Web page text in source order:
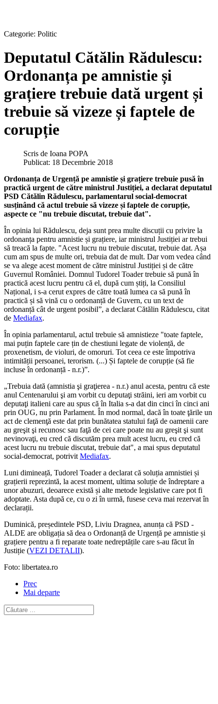
Categorie: Politic
Deputatul Cătălin Rădulescu:
Ordonanța pe amnistie și
grațiere trebuie dată urgent și
trebuie să vizeze și faptele de
corupție
Scris de Ioana POPA
Publicat: 18 Decembrie 2018
Ordonanța de Urgență pe amnistie și grațiere trebuie pusă în
practică urgent de către ministrul Justiției, a declarat deputatul
PSD Cătălin Rădulescu, parlamentarul social-democrat
susținând că actul trebuie să vizeze și faptele de corupție,
aspecte ce "nu trebuie discutat, trebuie dat".
În opinia lui Rădulescu, deja sunt prea multe discuții cu privire la
ordonanța pentru amnistie și grațiere, iar ministrul Justiției ar trebui
să treacă la fapte. "Acest lucru nu trebuie discutat, trebuie dat. Așa
cum am spus de multe ori, trebuia dat de mult. Dar vom vedea când
se va alege acest moment de către ministrul Justiției și de către
Guvernul României. Domnul Tudorel Toader trebuie să pună în
practică acest lucru pentru că el, după cum știți, la Consiliul
Național, i s-a cerut expres de către toată lumea ca să pună în
practică și să vină cu o ordonanță de Guvern, cu un text de
ordonanță cât de urgent posibil”, a declarat Cătălin Rădulescu, citat
de Mediafax.
În opinia parlamentarul, actul trebuie să amnistieze "toate faptele,
mai puțin faptele care țin de chestiuni legate de violență, de
proxenetism, de violuri, de omoruri. Tot ceea ce este împotriva
intimității persoanei, terorism. (...) Și faptele de corupție (să fie
incluse în ordonanță - n.r.)”.
„Trebuia dată (amnistia şi graţierea - n.r.) anul acesta, pentru că este
anul Centenarului şi am vorbit cu deputaţi străini, ieri am vorbit cu
deputaţi italieni care au spus că în Italia s-a dat din cinci în cinci ani
prin OUG, nu prin Parlament. În mod normal, dacă în toate ţările un
act de clemenţă este dat prin bunătatea statului faţă de oamenii care
au greşit şi recunosc sau faţă de cei care poate nu au greşit şi sunt
nevinovaţi, eu cred că discutăm prea mult acest lucru, eu cred că
acest lucru nu trebuie discutat, trebuie dat", a mai spus deputatul
social-democrat, potrivit Mediafax.
Luni dimineață, Tudorel Toader a declarat că soluția amnistiei și
grațierii reprezintă, la acest moment, ultima soluție de îndreptare a
unor abuzuri, deoarece există și alte metode legislative care pot fi
adoptate. Asta după ce, cu o zi în urmă, fusese ceva mai rezervat în
declarații.
Duminică, președintele PSD, Liviu Dragnea, anunța că PSD -
ALDE are obligația să dea o Ordonanță de Urgență pe amnistie și
grațiere pentru a fi reparate toate nedreptățile care s-au făcut în
Justiție (VEZI DETALII).
Foto: libertatea.ro
Prec
Mai departe